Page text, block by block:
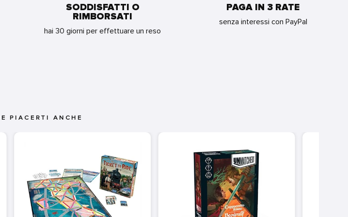
SODDISFATTI O
RIMBORSATI
hai 30 giorni per effettuare un reso
PAGA IN 3 RATE
senza interessi con PayPal
PIACERTI ANCHE